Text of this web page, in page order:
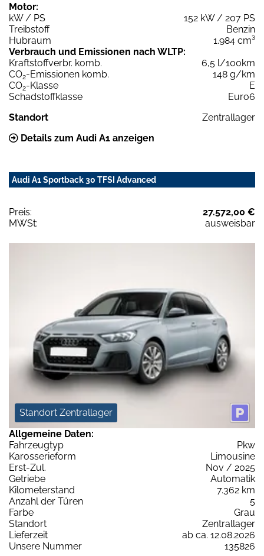
Motor:
kW / PS
152 kW / 207 PS
Treibstoff
Benzin
Hubraum
1.984 cm³
Verbrauch und Emissionen nach WLTP:
Kraftstoffverbr. komb.
6,5 l/100km
CO2-Emissionen komb.
148 g/km
CO2-Klasse
E
Schadstoffklasse
Euro6
Standort
Zentrallager
Details zum Audi A1 anzeigen
Audi A1 Sportback 30 TFSI Advanced
Preis:
27.572,00 €
MWSt:
ausweisbar
Standort Zentrallager
Allgemeine Daten:
Fahrzeugtyp
Pkw
Karosserieform
Limousine
Erst-Zul.
Nov / 2025
Getriebe
Automatik
Kilometerstand
7.362 km
Anzahl der Türen
5
Farbe
Grau
Standort
Zentrallager
Lieferzeit
ab ca. 12.08.2026
Unsere Nummer
135826